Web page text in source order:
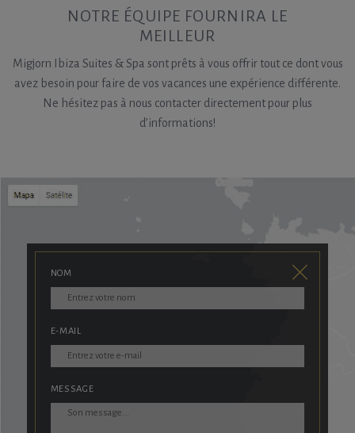
NOTRE ÉQUIPE FOURNIRA LE
MEILLEUR
Migjorn Ibiza Suites & Spa sont prêts à vous offrir tout ce dont vous
avez besoin pour faire de vos vacances une expérience différente.
Ne hésitez pas à nous contacter directement pour plus
d’informations!
NOM
E-MAIL
MESSAGE